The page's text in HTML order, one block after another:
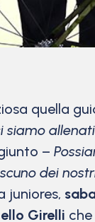
quella
siamo
–
dei
juniores,
Girelli